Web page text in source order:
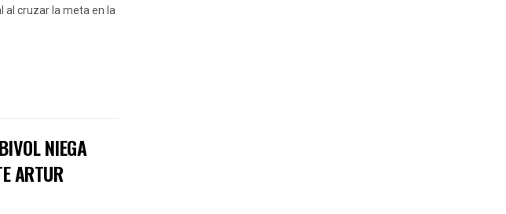
al cruzar la meta en la
NIEGA
ARTUR